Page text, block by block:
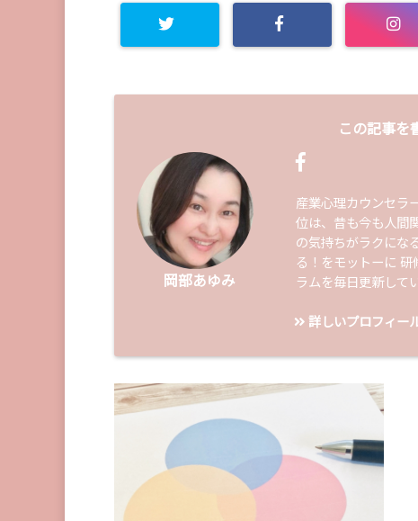
この記事を
岡部あゆみ
産業心理カウンセ
位は、昔も今も人間
の気持ちがラクにな
る！をモットーに 研
ラムを毎日更新して
詳しいプロフィー